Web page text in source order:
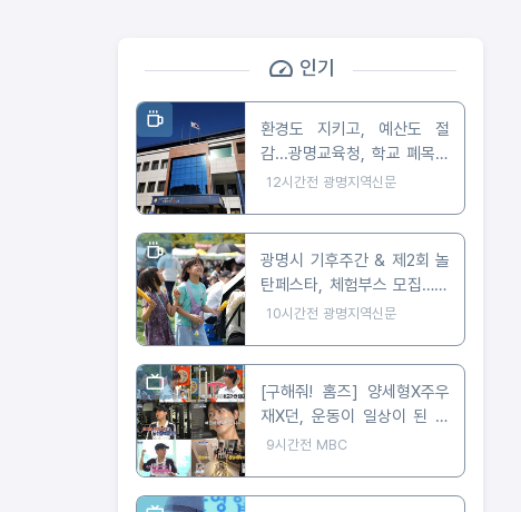
인기
환경도 지키고, 예산도 절
감...광명교육청, 학교 폐목재
무상위탁처리 지원
12시간전 광명지역신문
광명시 기후주간 & 제2회 놀
탄페스타, 체험부스 모집…10
월 24일 개최
10시간전 광명지역신문
[구해줘! 홈즈] 양세형X주우
재X던, 운동이 일상이 된 사
람들은 어떻게 살까? '운동세
9시간전 MBC